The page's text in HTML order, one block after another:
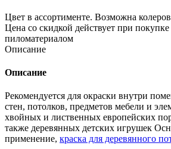
Цвет в ассортименте. Возможна
Цена со скидкой действует при покупке
пиломатериалом
Описание
Описание
Рекомендуется для окраски внутри
стен, потолков, предметов мебели и
хвойных и лиственных европейских
также деревянных детских игрушек
применение, краска для деревянного